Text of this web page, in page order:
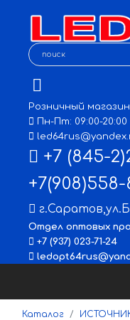
Розничный
Пн-Пт: 09:00-20:00
+7 (845-
г.Саратов,
Отдел оптовых
+7 (937) 023-71-24
Каталог